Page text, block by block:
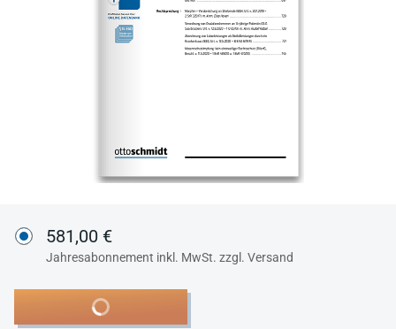
581,00 €
Jahresabonnement inkl. MwSt. zzgl. Versand
In den Warenkorb